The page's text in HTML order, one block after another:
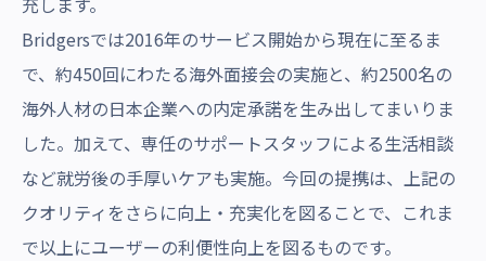
Bridgersでは2016年のサービス開始から現在に至るま
で、約450回にわたる海外面接会の実施と、約2500名の
海外人材の日本企業への内定承諾を生み出してまいりま
した。加えて、専任のサポートスタッフによる生活相談
など就労後の手厚いケアも実施。今回の提携は、上記の
クオリティをさらに向上・充実化を図ることで、これま
で以上にユーザーの利便性向上を図るものです。